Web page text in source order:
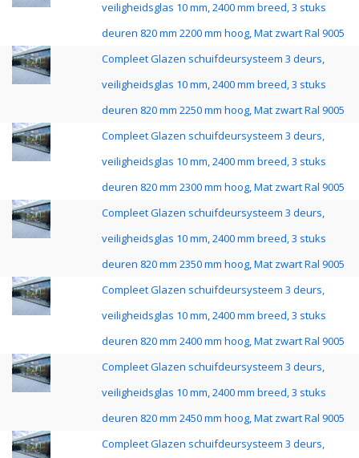
veiligheidsglas 10 mm, 2400 mm breed, 3 stuks
deuren 820 mm 2200 mm hoog, Mat zwart Ral 9005
Compleet Glazen schuifdeursysteem 3 deurs,
veiligheidsglas 10 mm, 2400 mm breed, 3 stuks
deuren 820 mm 2250 mm hoog, Mat zwart Ral 9005
Compleet Glazen schuifdeursysteem 3 deurs,
veiligheidsglas 10 mm, 2400 mm breed, 3 stuks
deuren 820 mm 2300 mm hoog, Mat zwart Ral 9005
Compleet Glazen schuifdeursysteem 3 deurs,
veiligheidsglas 10 mm, 2400 mm breed, 3 stuks
deuren 820 mm 2350 mm hoog, Mat zwart Ral 9005
Compleet Glazen schuifdeursysteem 3 deurs,
veiligheidsglas 10 mm, 2400 mm breed, 3 stuks
deuren 820 mm 2400 mm hoog, Mat zwart Ral 9005
Compleet Glazen schuifdeursysteem 3 deurs,
veiligheidsglas 10 mm, 2400 mm breed, 3 stuks
deuren 820 mm 2450 mm hoog, Mat zwart Ral 9005
Compleet Glazen schuifdeursysteem 3 deurs,